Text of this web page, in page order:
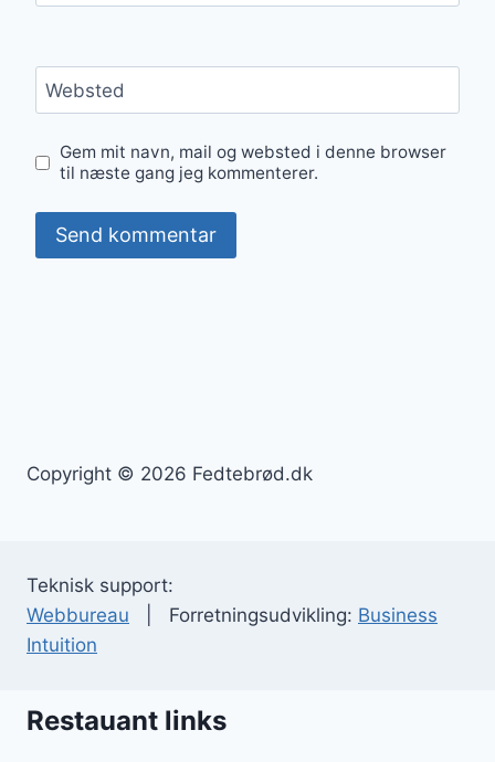
Websted
Gem mit navn, mail og websted i denne browser
til næste gang jeg kommenterer.
Copyright © 2026 Fedtebrød.dk
Teknisk support:
Webbureau | Forretningsudvikling: Business
Intuition
Restauant links